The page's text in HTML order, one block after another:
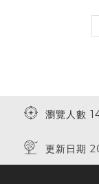
瀏覽人數
更新日期